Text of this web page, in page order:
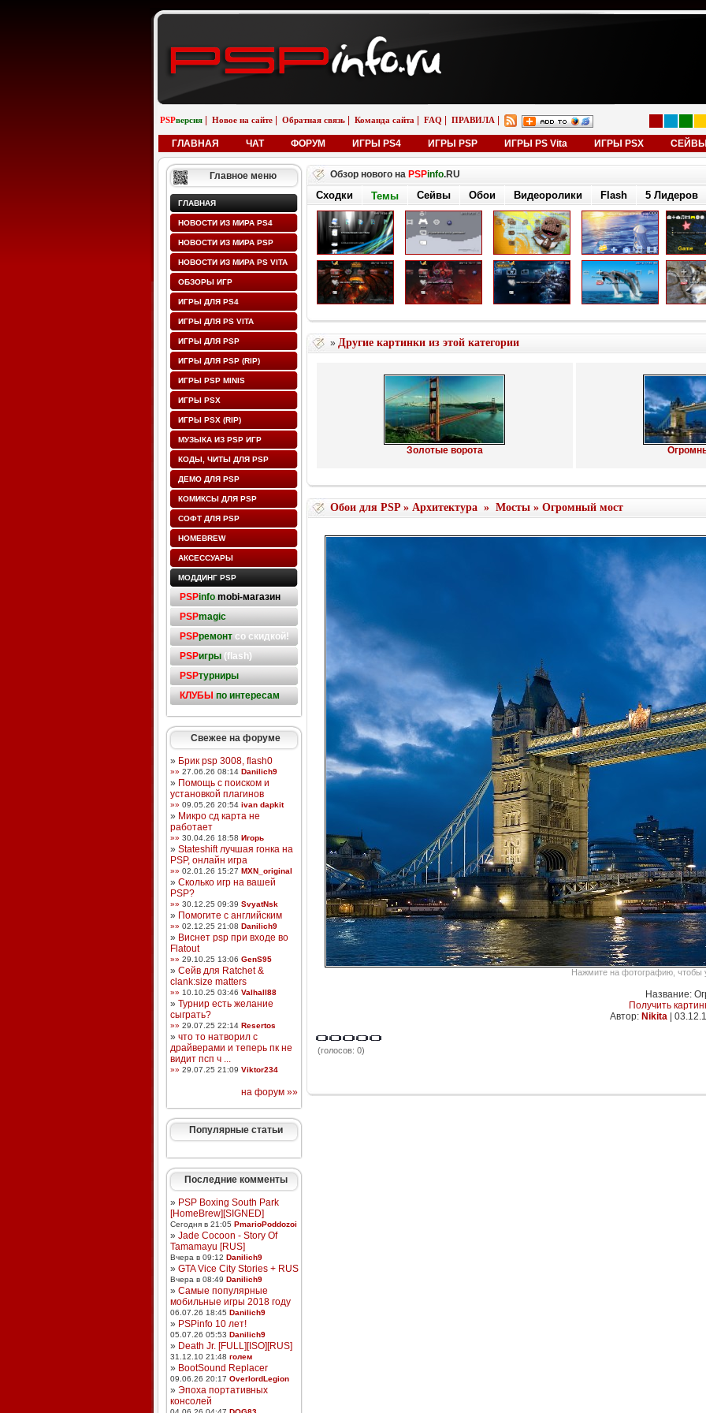
PSPверсия Новое на сайте Обратная связь Команда сайта FAQ ПРАВИЛА
ГЛАВНАЯ ЧАТ ФОРУМ ИГРЫ PS4 ИГРЫ PSP ИГРЫ PS Vita ИГРЫ PSX СЕЙВЫ
Главное меню
ГЛАВНАЯ
НОВОСТИ ИЗ МИРА PS4
НОВОСТИ ИЗ МИРА PSP
НОВОСТИ ИЗ МИРА PS VITA
ОБЗОРЫ ИГР
ИГРЫ ДЛЯ PS4
ИГРЫ ДЛЯ PS VITA
ИГРЫ ДЛЯ PSP
ИГРЫ ДЛЯ PSP (RIP)
ИГРЫ PSP MINIS
ИГРЫ PSX
ИГРЫ PSX (RIP)
МУЗЫКА ИЗ PSP ИГР
КОДЫ, ЧИТЫ ДЛЯ PSP
ДЕМО ДЛЯ PSP
КОМИКСЫ ДЛЯ PSP
СОФТ ДЛЯ PSP
HOMEBREW
АКСЕССУАРЫ
МОДДИНГ PSP
PSPinfo mobi-магазин
PSPmagic
PSPремонтсо скидкой!
PSPигры(flash)
PSPтурниры
КЛУБЫ по интересам
Свежее на форуме
» Брик psp 3008, flash0
»» 27.06.26 08:14 Danilich9
» Помощь с поиском и
установкой плагинов
»» 09.05.26 20:54 ivan dapkit
» Микро сд карта не
работает
»» 30.04.26 18:58 Игорь
» Stateshift лучшая гонка на
PSP, онлайн игра
»» 02.01.26 15:27 MXN_original
» Сколько игр на вашей
PSP?
»» 30.12.25 09:39 SvyatNsk
» Помогите с английским
»» 02.12.25 21:08 Danilich9
» Виснет psp при входе во
Flatout
»» 29.10.25 13:06 GenS95
» Сейв для Ratchet &
clank:size matters
»» 10.10.25 03:46 Valhall88
» Турнир есть желание
сыграть?
»» 29.07.25 22:14 Resertos
» что то натворил с
драйверами и теперь пк не
видит псп ч ...
»» 29.07.25 21:09 Viktor234
на форум »»
Популярные статьи
Последние комменты
» PSP Boxing South Park
[HomeBrew][SIGNED]
Сегодня в 21:05 PmarioPoddozoi
» Jade Cocoon - Story Of
Tamamayu [RUS]
Вчера в 09:12 Danilich9
» GTA Vice City Stories + RUS
Вчера в 08:49 Danilich9
» Самые популярные
мобильные игры 2018 году
06.07.26 18:45 Danilich9
» PSPinfo 10 лет!
05.07.26 05:53 Danilich9
» Death Jr. [FULL][ISO][RUS]
31.12.10 21:48 голем
» BootSound Replacer
09.06.26 20:17 OverlordLegion
» Эпоха портативных
консолей
Обзор нового на PSPinfo.RU
Сходки Темы Сейвы Обои Видеоролики Flash 5 Лидеров
» Другие картинки из этой категории
Золотые ворота
Обои для PSP» Архитектура» Мосты» Огромный мост
Нажмите на фотографию, чтобы
Название:
Получить
Автор: Nikita|
(голосов: 0)